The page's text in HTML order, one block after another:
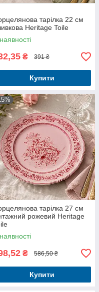
тарілка 22 см
Heritage Toile
₴ 391 ₴
Купити
тарілка 27 см
рожевий Heritage
₴ 586,50 ₴
Купити